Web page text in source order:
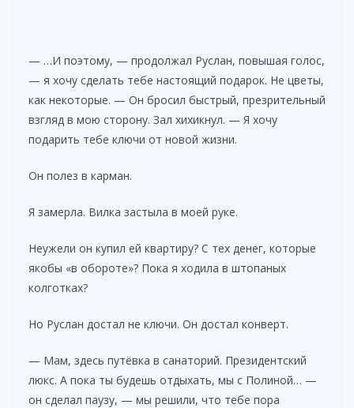
— …И поэтому, — продолжал Руслан, повышая голос,
— я хочу сделать тебе настоящий подарок. Не цветы,
как некоторые. — Он бросил быстрый, презрительный
взгляд в мою сторону. Зал хихикнул. — Я хочу
подарить тебе ключи от новой жизни.
Он полез в карман.
Я замерла. Вилка застыла в моей руке.
Неужели он купил ей квартиру? С тех денег, которые
якобы «в обороте»? Пока я ходила в штопаных
колготках?
Но Руслан достал не ключи. Он достал конверт.
— Мам, здесь путёвка в санаторий. Президентский
люкс. А пока ты будешь отдыхать, мы с Полиной… —
он сделал паузу, — мы решили, что тебе пора